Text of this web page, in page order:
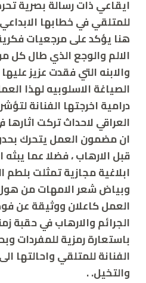
ايقاعي ذات رسالة بصرية
للمتلقي في خطابها
هنا يؤكد على مرجعيات
الالم والوجع الذي طال كل
والابنه التي فقدت عزيز
الصياغة الاسلوبيه لهذا
درامية اخرجتها الفنانة
العراقي لاحداث تركت
ان مضمون العمل يتحرك
قبل الارهاب ، فضلا عما
ابلاغية مجازية تمثلت بلطم
وبياض شعر الامهات من
العمل كاعلان ووثيقة عن
الجرائم والارهاب في حقبة
باستعارة رمزية للمفردات
الفنانة للمتلقي واحالتها
والتخيل..